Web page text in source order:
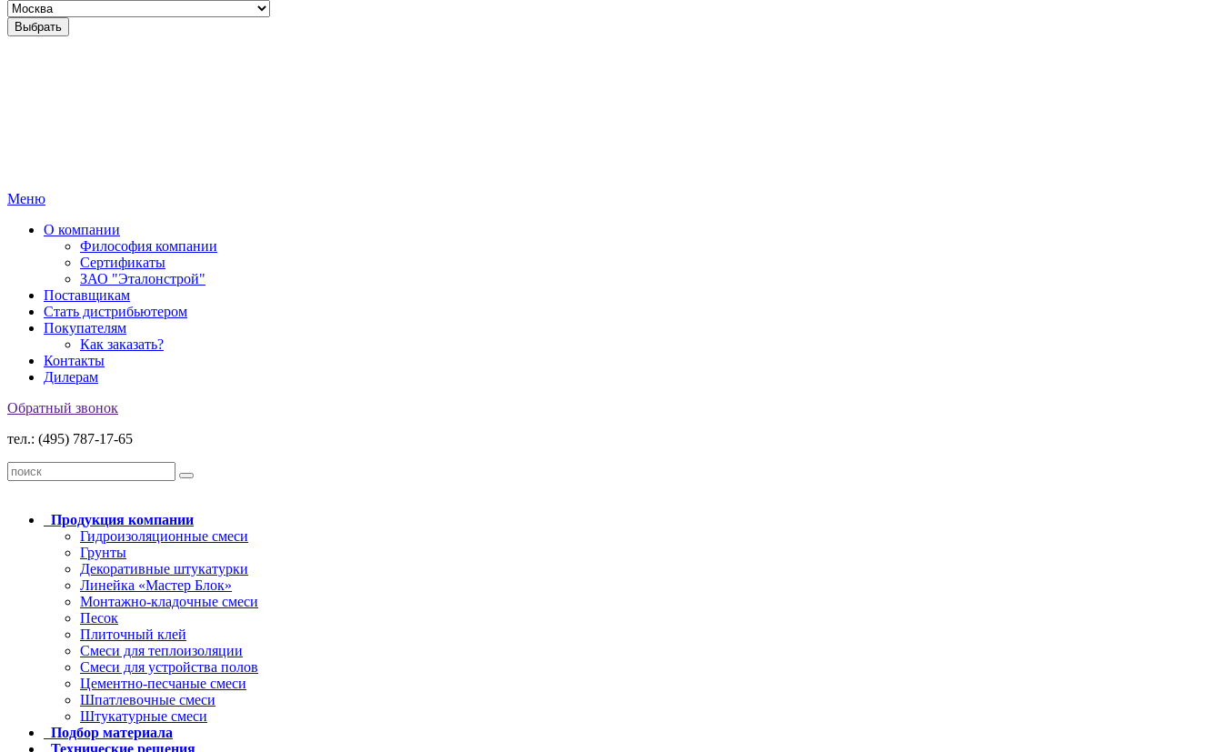
Выбрать
Меню
О компании
Философия компании
Сертификаты
ЗАО "Эталонстрой"
Поставщикам
Стать дистрибьютером
Покупателям
Как заказать?
Контакты
Дилерам
Обратный звонок
тел.: (495) 787-17-65
Продукция компании
Гидроизоляционные смеси
Грунты
Декоративные штукатурки
Линейка «Мастер Блок»
Монтажно-кладочные смеси
Песок
Плиточный клей
Смеси для теплоизоляции
Смеси для устройства полов
Цементно-песчаные смеси
Шпатлевочные смеси
Штукатурные смеси
Подбор материала
Технические решения